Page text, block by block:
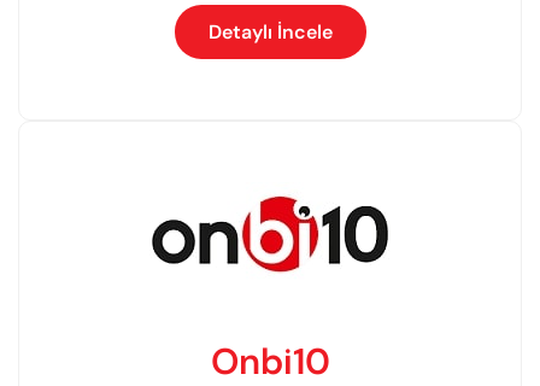
Detaylı İncele
Onbi10